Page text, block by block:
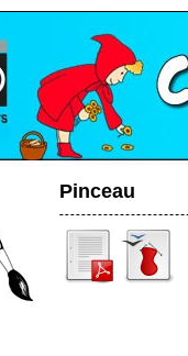
Pinceau